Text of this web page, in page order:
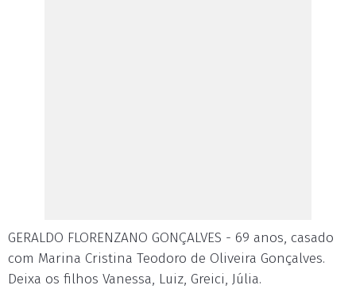
GERALDO FLORENZANO GONÇALVES - 69 anos, casado
com Marina Cristina Teodoro de Oliveira Gonçalves.
Deixa os filhos Vanessa, Luiz, Greici, Júlia.